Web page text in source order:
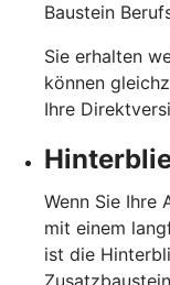
Baustein
Sie erhalten
können
Ihre
Wenn Sie Ihre
mit einem
ist die